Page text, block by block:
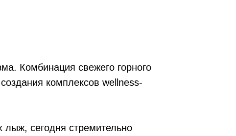
Комбинация свежего горного
комплексов wellness-
лыж, сегодня стремительно